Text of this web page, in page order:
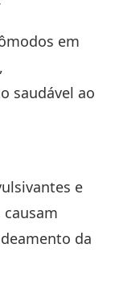
em
saudável ao
e
da